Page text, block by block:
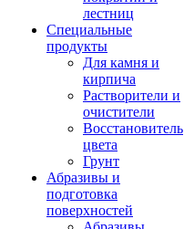
лестниц
Специальные
продукты
Для камня и
кирпича
Растворители и
очистители
Восстановитель
цвета
Грунт
Абразивы и
подготовка
поверхностей